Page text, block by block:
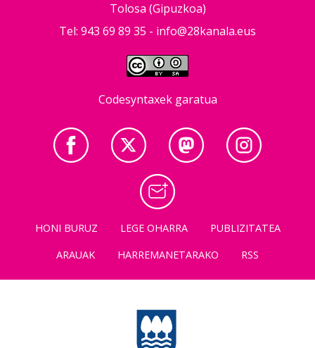
Tolosa (Gipuzkoa)
Tel: 943 69 89 35 - info@28kanala.eus
Codesyntaxek garatua
HONI BURUZ LEGE OHARRA
PUBLIZITATEA
ARAUAK
HARREMANETARAKO RSS